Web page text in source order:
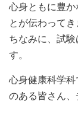
心身ともに豊
とが伝わってき
ちなみに、試
す。
心身健康科学
のある皆さん